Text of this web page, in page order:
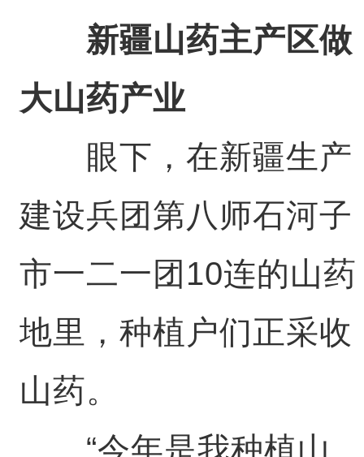
新疆山药主产区做
大山药产业
眼下，在新疆生产
建设兵团第八师石河子
市一二一团10连的山药
地里，种植户们正采收
山药。
“今年是我种植山